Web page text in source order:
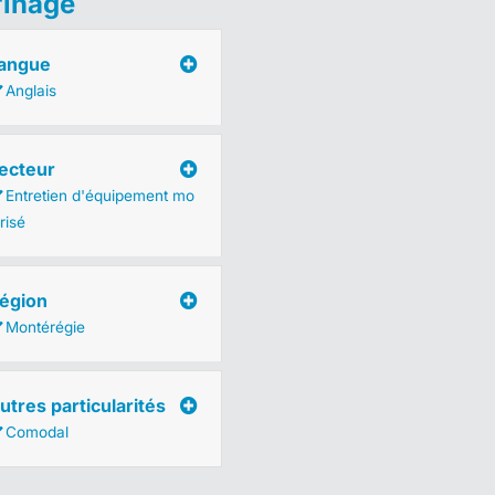
Anglais
Entretien d'équipement mo
Montérégie
particularités
Comodal